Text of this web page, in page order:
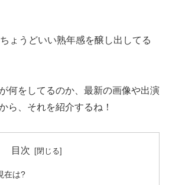
ょうどいい熟年感を醸し出してる
何をしてるのか、最新の画像や出演
ら、それを紹介するね！
目次
在は?